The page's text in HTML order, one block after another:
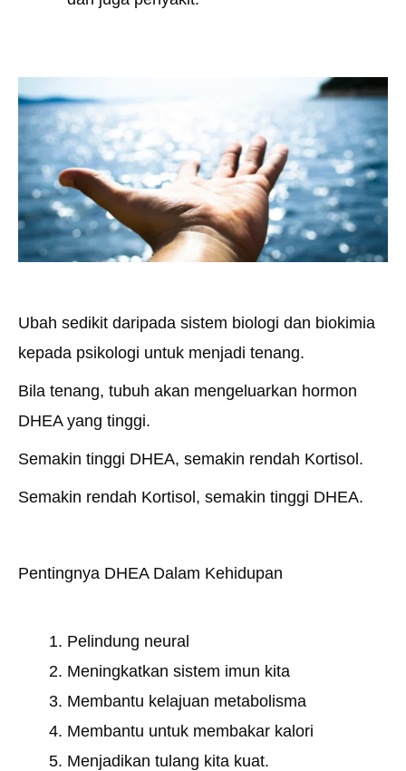
Ubah sedikit daripada sistem biologi dan biokimia
kepada psikologi untuk menjadi tenang.
Bila tenang, tubuh akan mengeluarkan hormon
DHEA yang tinggi.
Semakin tinggi DHEA, semakin rendah Kortisol.
Semakin rendah Kortisol, semakin tinggi DHEA.
Pentingnya DHEA Dalam Kehidupan
Pelindung neural
Meningkatkan sistem imun kita
Membantu kelajuan metabolisma
Membantu untuk membakar kalori
Menjadikan tulang kita kuat.